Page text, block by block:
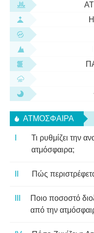
ΑΤΜΌΣΦΑΙΡΑ
Τι ρυθμίζει την
ατμόσφαιρα;
Πώς
Ποιο ποσοστό
από την